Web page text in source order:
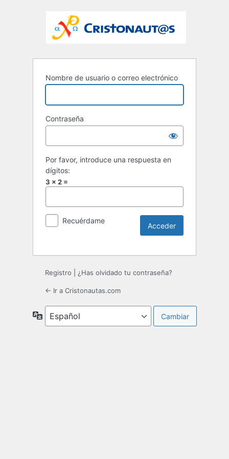
Nombre de usuario o correo electrónico
Contraseña
Por favor, introduce una respuesta en
dígitos:
3 × 2 =
Recuérdame
Registro ¿Has olvidado tu contraseña?
← Ir a Cristonautas.com
Idioma